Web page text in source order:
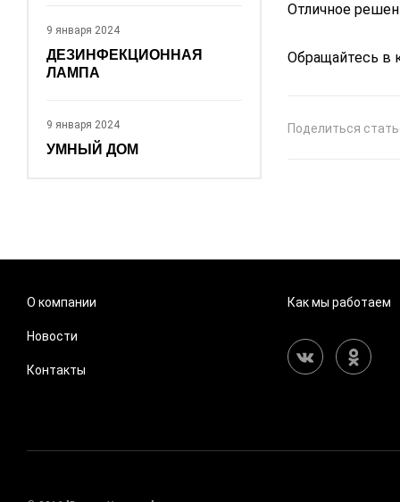
Отличное
Обращайтесь в
Поделиться
9 января 2024
ДЕЗИНФЕКЦИОННАЯ
ЛАМПА
9 января 2024
УМНЫЙ ДОМ
О компании
Новости
Контакты
Как мы работаем